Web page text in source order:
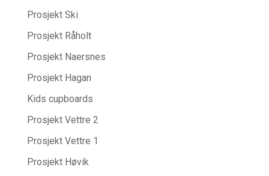
Prosjekt Ski
Prosjekt Råholt
Prosjekt Naersnes
Prosjekt Hagan
Kids cupboards
Prosjekt Vettre 2
Prosjekt Vettre 1
Prosjekt Høvik